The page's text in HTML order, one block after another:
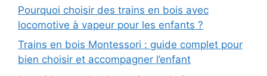
Pourquoi choisir des trains en bois avec
locomotive à vapeur pour les enfants ?
Trains en bois Montessori : guide complet pour
bien choisir et accompagner l’enfant